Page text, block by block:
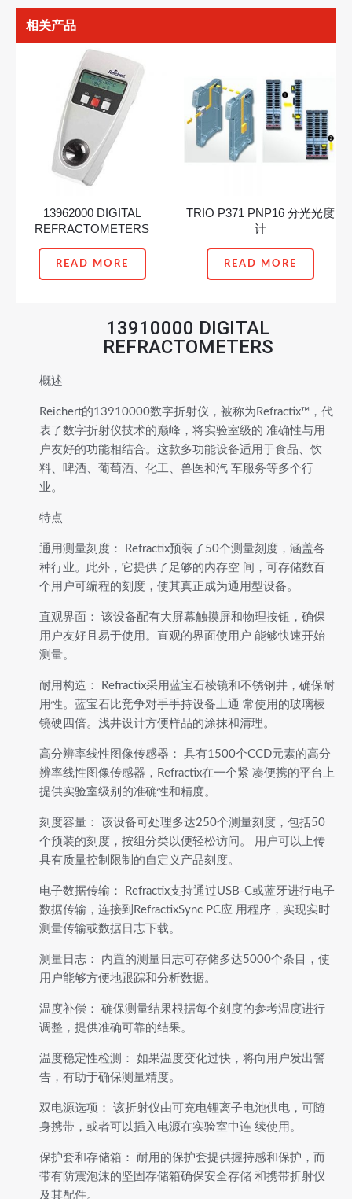
相关产品
13962000 DIGITAL
REFRACTOMETERS
READ MORE
TRIO P371 PNP16 分光光度
计
READ MORE
13910000 DIGITAL
REFRACTOMETERS
概述
Reichert的13910000数字折射仪，被称为Refractix™，代
表了数字折射仪技术的巅峰，将实验室级的 准确性与用
户友好的功能相结合。这款多功能设备适用于食品、饮
料、啤酒、葡萄酒、化工、兽医和汽 车服务等多个行
业。
特点
通用测量刻度： Refractix预装了50个测量刻度，涵盖各
种行业。此外，它提供了足够的内存空 间，可存储数百
个用户可编程的刻度，使其真正成为通用型设备。
直观界面： 该设备配有大屏幕触摸屏和物理按钮，确保
用户友好且易于使用。直观的界面使用户 能够快速开始
测量。
耐用构造： Refractix采用蓝宝石棱镜和不锈钢井，确保耐
用性。蓝宝石比竞争对手手持设备上通 常使用的玻璃棱
镜硬四倍。浅井设计方便样品的涂抹和清理。
高分辨率线性图像传感器： 具有1500个CCD元素的高分
辨率线性图像传感器，Refractix在一个紧 凑便携的平台上
提供实验室级别的准确性和精度。
刻度容量： 该设备可处理多达250个测量刻度，包括50
个预装的刻度，按组分类以便轻松访问。 用户可以上传
具有质量控制限制的自定义产品刻度。
电子数据传输： Refractix支持通过USB-C或蓝牙进行电子
数据传输，连接到RefractixSync PC应 用程序，实现实时
测量传输或数据日志下载。
测量日志： 内置的测量日志可存储多达5000个条目，使
用户能够方便地跟踪和分析数据。
温度补偿： 确保测量结果根据每个刻度的参考温度进行
调整，提供准确可靠的结果。
温度稳定性检测： 如果温度变化过快，将向用户发出警
告，有助于确保测量精度。
双电源选项： 该折射仪由可充电锂离子电池供电，可随
身携带，或者可以插入电源在实验室中连 续使用。
保护套和存储箱： 耐用的保护套提供握持感和保护，而
带有防震泡沫的坚固存储箱确保安全存储 和携带折射仪
及其配件。